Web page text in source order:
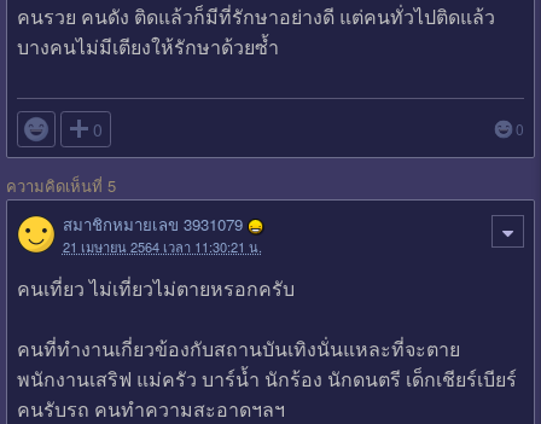
คนรวย คนดัง ติดแล้วก็มีที่รักษาอย่างดี แต่คนทั่วไปติดแล้ว
บางคนไม่มีเตียงให้รักษาด้วยซ้ำ
 0 0
ความคิดเห็นที่ 5
สมาชิกหมายเลข 3931079
21 เมษายน 2564 เวลา 11:30:21 น.
คนเที่ยว ไม่เที่ยวไม่ตายหรอกครับ
คนที่ทำงานเกี่ยวข้องกับสถานบันเทิงนั่นแหละที่จะตาย
พนักงานเสริฟ แม่ครัว บาร์น้ำ นักร้อง นักดนตรี เด็กเชียร์เบียร์
คนรับรถ คนทำความสะอาดฯลฯ